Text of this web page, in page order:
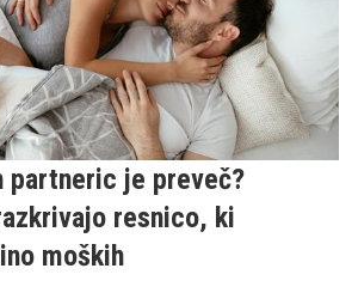
partneric je preveč?
resnico, ki
moških